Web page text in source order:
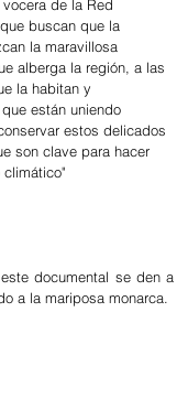
de la Red
buscan que la
la maravillosa
alberga la región, a las
la habitan y
están uniendo
estos delicados
son clave para hacer
documental se den a
a la mariposa monarca.